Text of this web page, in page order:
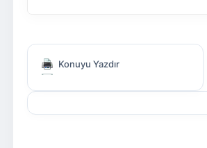
Konuyu Yazdır